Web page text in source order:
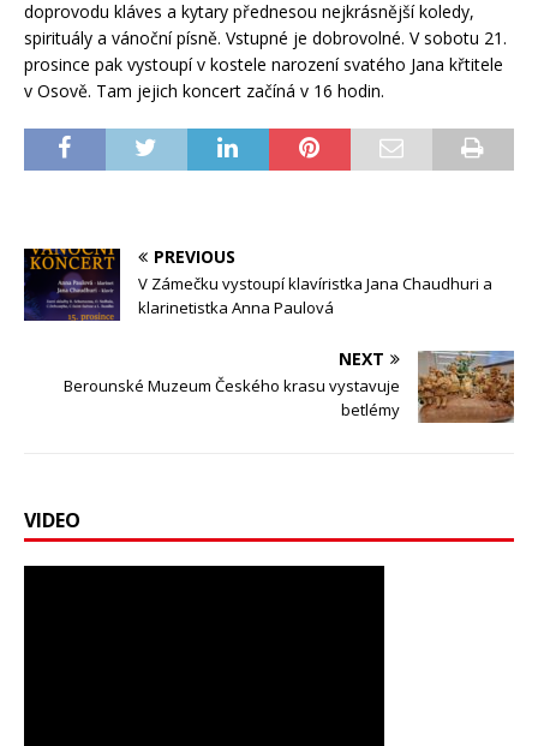
doprovodu kláves a kytary přednesou nejkrásnější koledy,
spirituály a vánoční písně. Vstupné je dobrovolné. V sobotu 21.
prosince pak vystoupí v kostele narození svatého Jana křtitele
v Osově. Tam jejich koncert začíná v 16 hodin.
PREVIOUS
V Zámečku vystoupí klavíristka Jana Chaudhuri a
klarinetistka Anna Paulová
NEXT
Berounské Muzeum Českého krasu vystavuje
betlémy
VIDEO